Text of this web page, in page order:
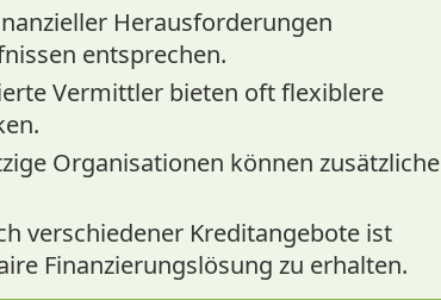
Herausforderungen
entsprechen.
Vermittler bieten oft flexiblere
Organisationen können zusätzliche
verschiedener Kreditangebote ist
Finanzierungslösung zu erhalten.